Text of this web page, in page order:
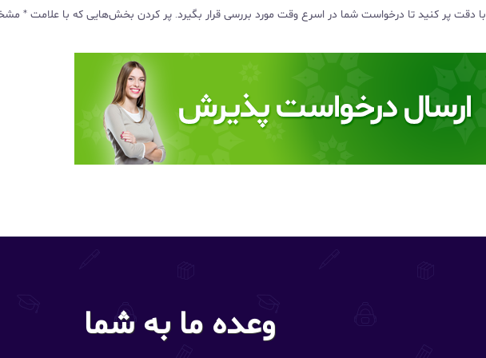
دقت پر کنید تا درخواست شما در اسرع وقت مورد بررسی قرار بگیرد. پر کردن بخش‌هایی که با علامت *
وعده ما به شما